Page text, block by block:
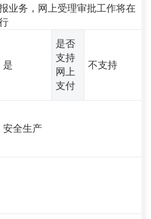
业务，网上受理审批工作将在
是
是否
支持
网上
支付
不支持
安全生产